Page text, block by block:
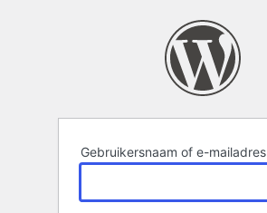
Gebruikersnaam of e-mailadres